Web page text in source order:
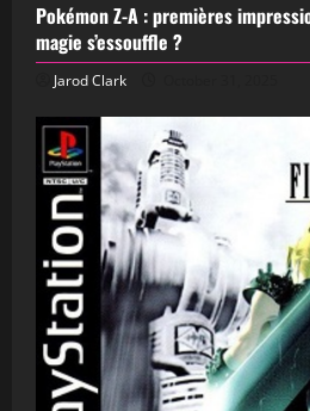
Pokémon Z-A : premières
magie s’essouffle ?
Jarod Clark